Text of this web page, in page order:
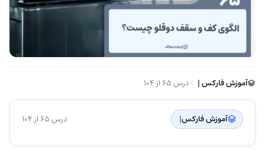
آموزش فارکس | ‌ درس 65 از 104
آموزش فارکس| ‌ درس 65 از 104